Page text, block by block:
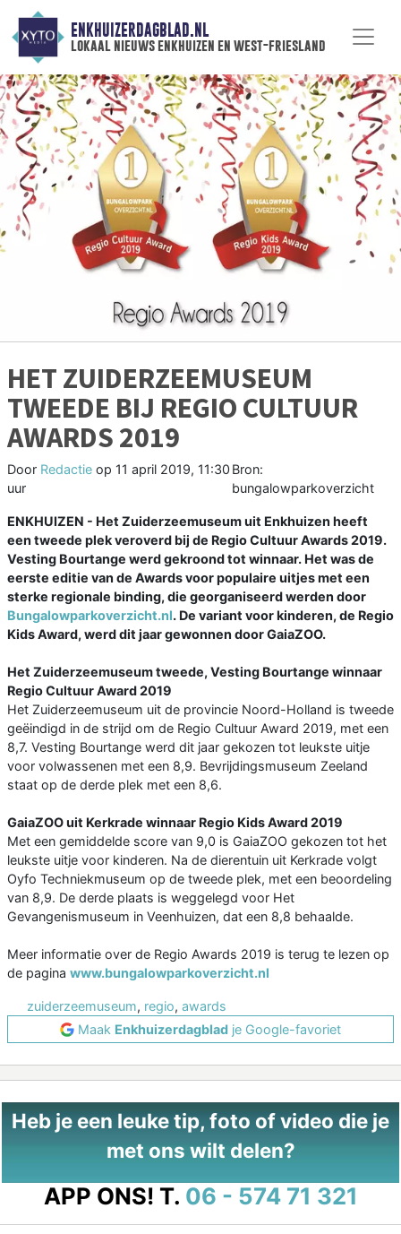
ENKHUIZERDAGBLAD.NL
lokaal nieuws enkhuizen en west-friesland
HET ZUIDERZEEMUSEUM
TWEEDE BIJ REGIO CULTUUR
AWARDS 2019
Door Redactie op 11 april 2019, 11:30
uur
Bron:
bungalowparkoverzicht
ENKHUIZEN - Het Zuiderzeemuseum uit Enkhuizen heeft
een tweede plek veroverd bij de Regio Cultuur Awards 2019.
Vesting Bourtange werd gekroond tot winnaar. Het was de
eerste editie van de Awards voor populaire uitjes met een
sterke regionale binding, die georganiseerd werden door
Bungalowparkoverzicht.nl. De variant voor kinderen, de Regio
Kids Award, werd dit jaar gewonnen door GaiaZOO.
Het Zuiderzeemuseum tweede, Vesting Bourtange winnaar
Regio Cultuur Award 2019
Het Zuiderzeemuseum uit de provincie Noord-Holland is tweede
geëindigd in de strijd om de Regio Cultuur Award 2019, met een
8,7. Vesting Bourtange werd dit jaar gekozen tot leukste uitje
voor volwassenen met een 8,9. Bevrijdingsmuseum Zeeland
staat op de derde plek met een 8,6.
GaiaZOO uit Kerkrade winnaar Regio Kids Award 2019
Met een gemiddelde score van 9,0 is GaiaZOO gekozen tot het
leukste uitje voor kinderen. Na de dierentuin uit Kerkrade volgt
Oyfo Techniekmuseum op de tweede plek, met een beoordeling
van 8,9. De derde plaats is weggelegd voor Het
Gevangenismuseum in Veenhuizen, dat een 8,8 behaalde.
Meer informatie over de Regio Awards 2019 is terug te lezen op
de pagina www.bungalowparkoverzicht.nl
zuiderzeemuseum, regio, awards
Maak Enkhuizerdagblad je Google-favoriet
Heb je een leuke tip, foto of video die je
met ons wilt delen?
APP ONS! T. 06 - 574 71 321